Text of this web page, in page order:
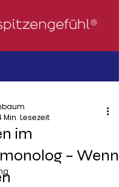
im
– Wenn
Min. Lesezeit